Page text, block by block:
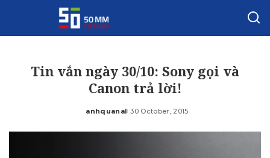
Tin vắn ngày 30/10: Sony gọi và
Canon trả lời!
Posted
anhquanal 30 October, 2015